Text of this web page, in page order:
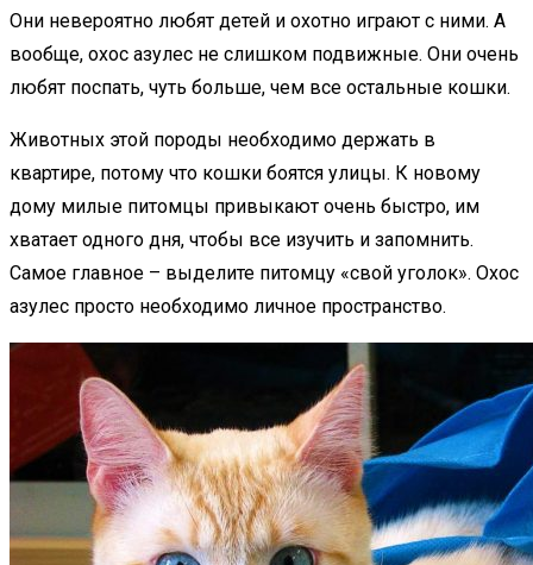
Они невероятно любят детей и охотно играют с ними. А
вообще, охос азулес не слишком подвижные. Они очень
любят поспать, чуть больше, чем все остальные кошки.
Животных этой породы необходимо держать в
квартире, потому что кошки боятся улицы. К новому
дому милые питомцы привыкают очень быстро, им
хватает одного дня, чтобы все изучить и запомнить.
Самое главное – выделите питомцу «свой уголок». Охос
азулес просто необходимо личное пространство.